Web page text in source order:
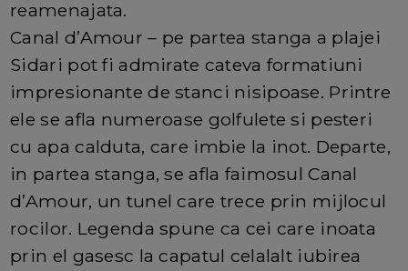
reamenajata.
Canal d’Amour – pe partea stanga a plajei
Sidari pot fi admirate cateva formatiuni
impresionante de stanci nisipoase. Printre
ele se afla numeroase golfulete si pesteri
cu apa calduta, care imbie la inot. Departe,
in partea stanga, se afla faimosul Canal
d’Amour, un tunel care trece prin mijlocul
rocilor. Legenda spune ca cei care inoata
prin el gasesc la capatul celalalt iubirea